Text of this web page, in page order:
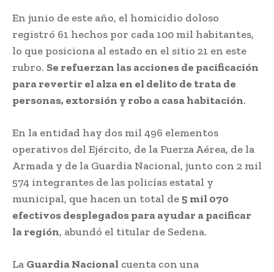
En junio de este año, el homicidio doloso
registró 61 hechos por cada 100 mil habitantes,
lo que posiciona al estado en el sitio 21 en este
rubro. Se refuerzan las acciones de pacificación
para revertir el alza en el delito de trata de
personas, extorsión y robo a casa habitación.
En la entidad hay dos mil 496 elementos
operativos del Ejército, de la Fuerza Aérea, de la
Armada y de la Guardia Nacional, junto con 2 mil
574 integrantes de las policías estatal y
municipal, que hacen un total de5 mil 070
efectivos desplegados para ayudar a pacificar
la región, abundó el titular de Sedena.
La Guardia Nacional cuenta con una